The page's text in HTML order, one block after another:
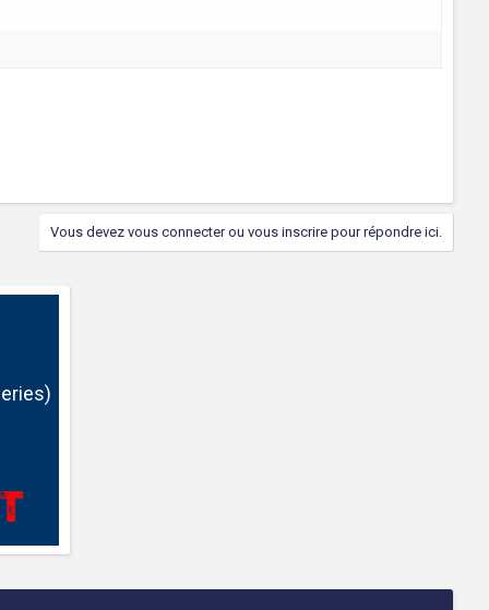
Vous devez vous connecter ou vous inscrire pour répondre ici.